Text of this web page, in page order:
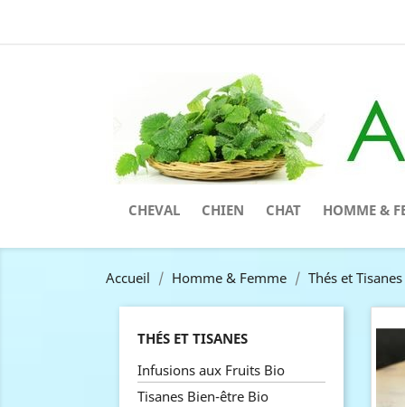
CHEVAL CHIEN CHAT HOMME &
Accueil Homme & Femme Thés et Tisanes
THÉS ET TISANES
Infusions aux Fruits Bio
Tisanes Bien-être Bio